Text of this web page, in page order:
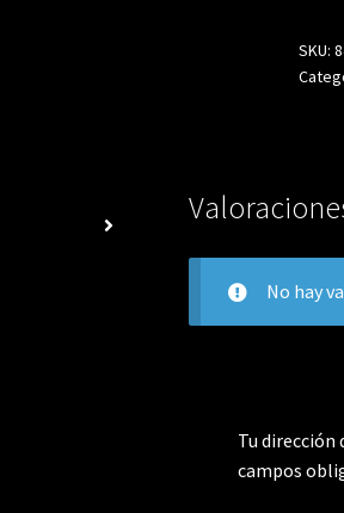
SKU:
No hay
Tu dirección
campos